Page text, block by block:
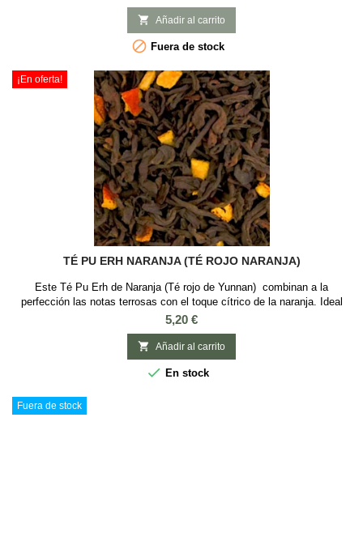
finalmente trabajadas. Excelente para perder peso y reducir el
colesterol mientras disfrutamos de una deliciosa taza de esta excelente
variedad de té Pu...
 Añadir al carrito
 Fuera de stock
¡En oferta!
TÉ PU ERH NARANJA (TÉ ROJO NARANJA)
Este Té Pu Erh de Naranja (Té rojo de Yunnan) combinan a la
perfección las notas terrosas con el toque cítrico de la naranja. Ideal
para la sobremesa de comidas copiosas ya que ayuda a la digestión.
Sabor: NaranjaIngredientes: Té Pu erh (Té Rojo), piel de naranja y
aroma natural
Precio
5,20 €
 Añadir al carrito
 En stock
Fuera de stock